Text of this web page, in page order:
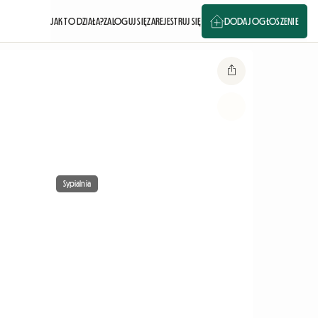
JAK TO DZIAŁA?ZALOGUJ SIĘZAREJESTRUJ SIĘ DODAJ OGŁOSZENIE
Sypialnia